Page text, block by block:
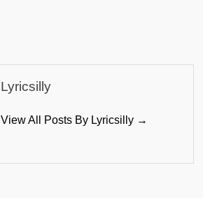
Lyricsilly
View All Posts By Lyricsilly →